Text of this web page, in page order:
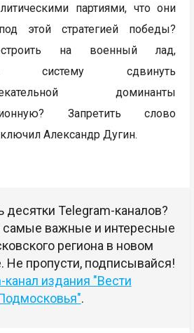
партиями, что они
этой стратегией победы?
на военный лад,
систему сдвинуть
доминанты
Запретить слово
Александр Дугин.
десятки Telegram-каналов?
важные и интересные
региона в новом
Не пропусти, подписывайся!
канал издания "Вести
.